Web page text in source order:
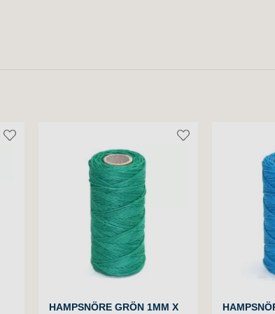
HAMPSNÖRE GRÖN 1MM X